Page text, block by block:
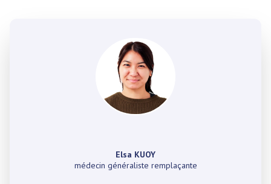
Elsa KUOY
médecin généraliste remplaçante